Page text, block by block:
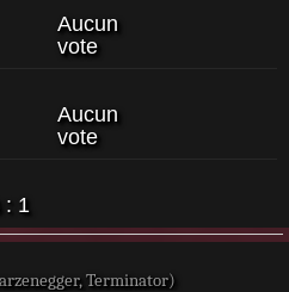
Aucun
vote
Aucun
vote
: 1
Terminator)